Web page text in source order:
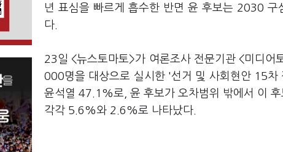
년 표심을 빠르게 흡수한 반면 윤 후보는 2030 구
다.
23일 <뉴스토마토>가 여론조사 전문기관 <미디
000명을 대상으로 실시한 '선거 및 사회현안 15
윤석열 47.1%로, 윤 후보가 오차범위 밖에서 이
각각 5.6%와 2.6%로 나타났다.